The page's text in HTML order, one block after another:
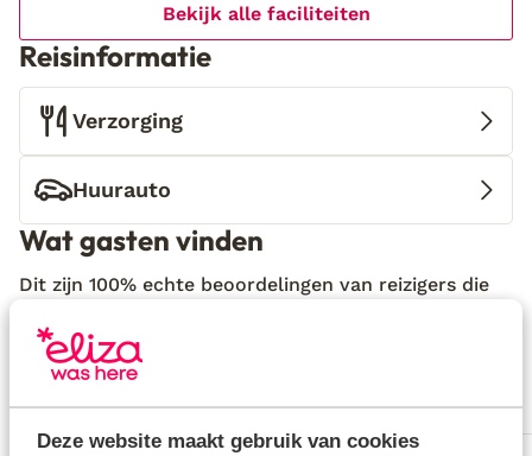
Deze website maakt gebruik van cookies
een serene vakantie midden in de natuur. Ondanks
de rustige ligging ben je niet ver van het gezellige
dorpje Furnas, bekend om zijn thermale baden en
vulkanische landschappen. Dit is een mooie
uitvalsbasis om op je eigen tempo het eiland te
kunnen ontdekken.
Bekijk alle faciliteiten
Reisinformatie
Verzorging
Huurauto
Wat gasten vinden
Dit zijn 100% echte beoordelingen van reizigers die
9.3 Fantastisch
13 ervaringen